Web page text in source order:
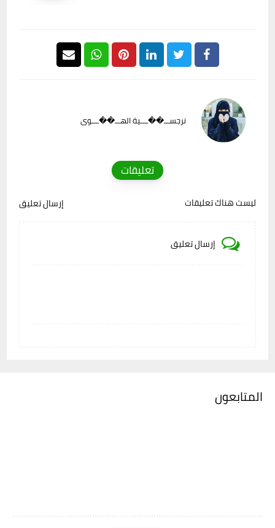
نرجســـ��ــــية الهـــ��ــــوى
تعليقات
ليست هناك تعليقات إرسال تعليق
إرسال تعليق
المتابعون